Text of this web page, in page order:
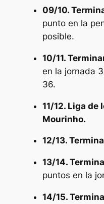
09/10.
punto en la
posible.
10/11.
en la jornada
36.
11/12. Liga de
Mourinho.
12/13.
13/14.
puntos en la
14/15.